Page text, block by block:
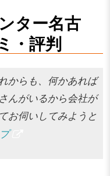
ター名古
・評判
からも、何かあれば
んがいるから会社が
お伺いしてみようと